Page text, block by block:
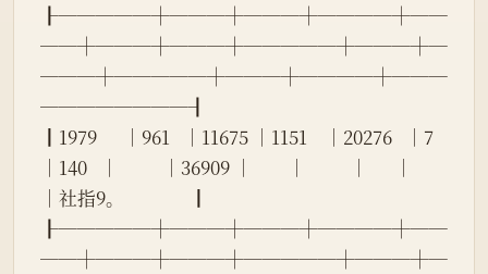
┠─────┼───┼───┼────┼──
──┼───┼───┼─────┼───┼─
───┼─────┼───┼────┼───
────────┨
┃1979      │961   │11675 │1151    │20276   │7
│140   │          │36909 │        │          │      │
│社指9。               ┃
┠─────┼───┼───┼────┼──
──┼───┼───┼─────┼───┼─